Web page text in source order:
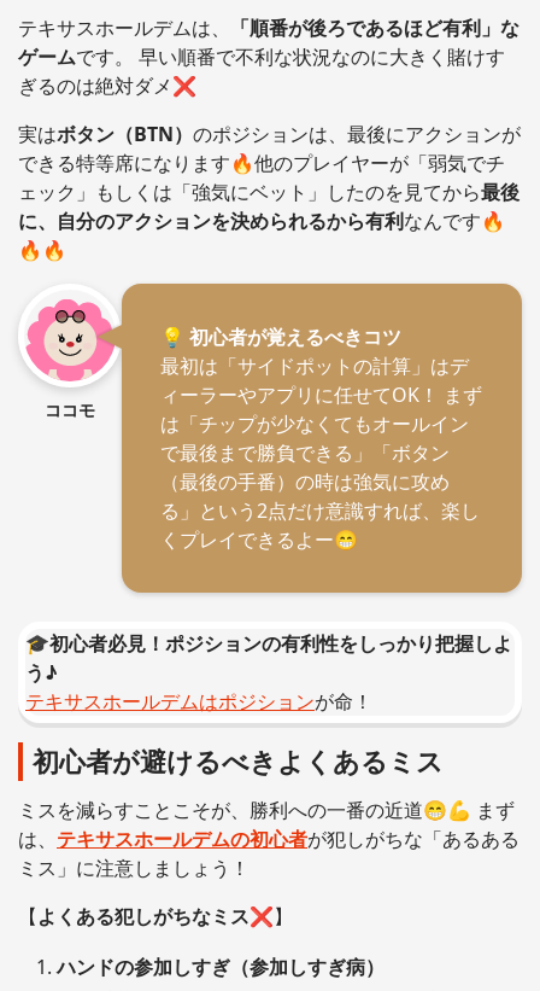
テキサスホールデムは、
「順番が後ろであるほど有利」な
ゲームです。 早い順番で不利な状況なのに大きく賭けす
ぎるのは絶対ダメ❌
実はボタン（BTN） のポジションは、最後にアクションが
できる特等席になります🔥他のプレイヤーが「弱気でチ
ェック」もしくは「強気にベット」したのを見てから最後
に、自分のアクションを決められるから有利なんです🔥
🔥🔥
ココモ
💡 初心者が覚えるべきコツ
最初は「サイドポットの計算」はデ
ィーラーやアプリに任せてOK！ まず
は「チップが少なくてもオールイン
で最後まで勝負できる」「ボタン
（最後の手番）の時は強気に攻め
る」という2点だけ意識すれば、楽し
くプレイできるよー😁
🎓初心者必見！ポジションの有利性をしっかり把握しよ
う♪
テキサスホールデムはポジションが命！
初心者が避けるべきよくあるミス
ミスを減らすことこそが、勝利への一番の近道😁💪 まず
は、 テキサスホールデムの初心者が犯しがちな「あるある
ミス」に注意しましょう！
【よくある犯しがちなミス❌】
ハンドの参加しすぎ（参加しすぎ病）